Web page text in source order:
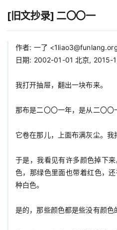
[旧文抄录] 二〇〇一
作者: 一了 <
日期: 2002-01-01 北京, 2015-
我打开抽屉，翻出一块布来。
那布是二〇〇一年，是从二〇〇
它卷在那儿，上面布满灰尘。我
于是，我看见有许多颜色掉下
色，那绿色里面也带着红色，
种白色。
是的，那些颜色都是些没有颜色